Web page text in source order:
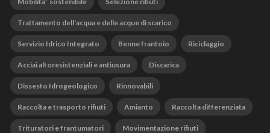
Trattamento dell'acqua e delle acque di scarico
Servizio Idrico Integrato Benne frantoio Riciclaggio
Acciai altoresistenziali e antiusura Discarica
Dissesto Idrogeologico Rinnovabili
Raccolta e trasporto rifiuti Amianto Raccolta differenziata
Trituratori e frantumatori Movimentazione rifiuti